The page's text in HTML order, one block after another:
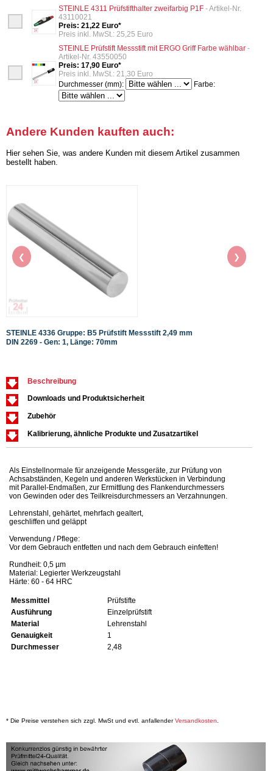
STEINLE 4311 Prüfstifthalter zweifarbig P1F - Artikel-Nr.
43110021
Preis: 21,22 Euro*
Preis inkl. MwSt.: 25,25 Euro
STEINLE Prüfstift Messstift mit ERGO Griff Farbe wählbar -
Artikel-Nr. 43550050
Preis: 17,90 Euro*
Preis inkl. MwSt.: 21,30 Euro
Durchmesser (mm):
Farbe:
Andere Kunden kauften auch:
Hier sehen Sie, was andere Kunden mit diesem Artikel zusammen
bestellt haben.
STEINLE 4336 Gruppe: B5 Prüfstift Messstift 2,49 mm
DIN 2269 - Gen: 1, Länge: 70mm
❮ ❯
Beschreibung
Downloads und Produktsicherheit
Zubehör
Kalibrierung, ähnliche Produkte und Zusatzartikel
Als Einstellnormale für anzeigende Messgeräte, zur Prüfung von
Achsabständen, Kegeln und anderen Werkstücken in Verbindung
mit Parallel-Endmaßen, zur Ermittlung des Flankendurchmessers
von Gewinden oder des Teilkreisdurchmessers an Verzahnungen.
Lehrenstahl, gehärtet, mehrfach gealtert,
geschliffen und geläppt
Verwendung / Pflege:
Vor dem Gebrauch entfetten und nach dem Gebrauch einfetten!
Rundheit: 0,5 µm
Material: Legierter Werkzeugstahl
Härte: 60 - 64 HRC
Messmittel
Prüfstifte
Ausführung
Einzelprüfstift
Material
Lehrenstahl
Genauigkeit
1
Durchmesser
2,48
* Die Preise verstehen sich zzgl. MwSt und evtl. anfallenderVersandkosten